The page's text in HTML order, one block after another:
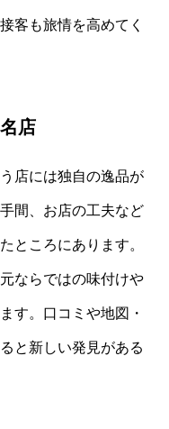
客も旅情を高めてく
店
店には独自の逸品が
間、お店の工夫など
ところにあります。
ならではの味付けや
す。口コミや地図・
と新しい発見がある